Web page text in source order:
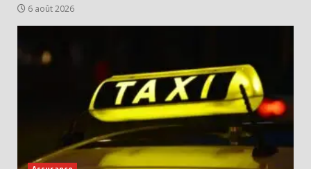
6 août 2026